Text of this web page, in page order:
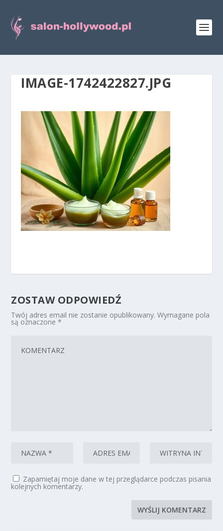
IMAGE-1742422827.JPG
ZOSTAW ODPOWIEDŹ
Twój adres email nie zostanie opublikowany. Wymagane pola
są oznaczone*
Zapamiętaj moje dane w tej przeglądarce podczas pisania
kolejnych komentarzy.